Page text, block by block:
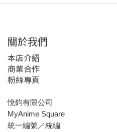
關於我們
本店介紹
商業合作
粉絲專頁
悅鈞有限公司
MyAnime Square
統一編號／統編